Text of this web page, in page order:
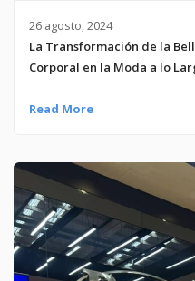
26 agosto, 2024
La Transformación de la
Corporal en la Moda a lo
Read More